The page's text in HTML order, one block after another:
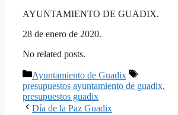
AYUNTAMIENTO DE GUADIX.
28 de enero de 2020.
No related posts.
Categorías
Ayuntamiento de Guadix
Etiquetas
presupuestos ayuntamiento de guadix,
presupuestos guadix
Día de la Paz Guadix